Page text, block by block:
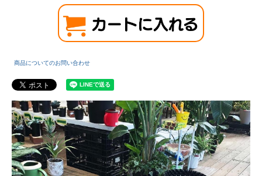
商品についてのお問い合わせ